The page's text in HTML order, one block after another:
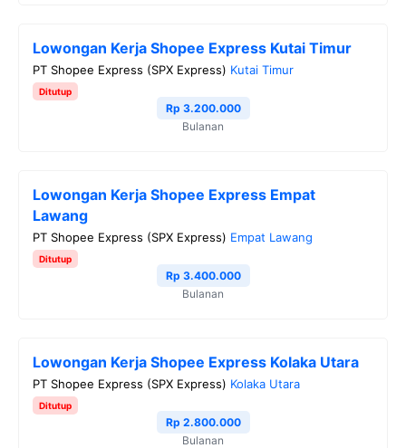
Lowongan Kerja Shopee Express Kutai Timur
PT Shopee Express (SPX Express) Kutai Timur
Ditutup
Rp 3.200.000
Bulanan
Lowongan Kerja Shopee Express Empat
Lawang
PT Shopee Express (SPX Express) Empat Lawang
Ditutup
Rp 3.400.000
Bulanan
Lowongan Kerja Shopee Express Kolaka Utara
PT Shopee Express (SPX Express) Kolaka Utara
Ditutup
Rp 2.800.000
Bulanan